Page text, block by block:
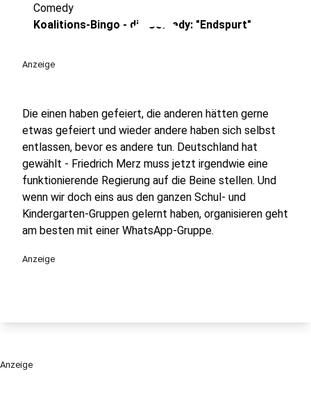
play_circle
Comedy
Koalitions-Bingo - die Comedy: "Endspurt"
Anzeige
Die einen haben gefeiert, die anderen hätten gerne
etwas gefeiert und wieder andere haben sich selbst
entlassen, bevor es andere tun. Deutschland hat
gewählt - Friedrich Merz muss jetzt irgendwie eine
funktionierende Regierung auf die Beine stellen. Und
wenn wir doch eins aus den ganzen Schul- und
Kindergarten-Gruppen gelernt haben, organisieren geht
am besten mit einer WhatsApp-Gruppe.
Anzeige
Anzeige